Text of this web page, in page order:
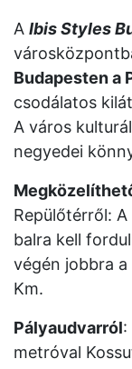
A Ibis Styles
Budapesten a
csodálatos
A város
negyedei
Repülőtérről:
balra kell
végén jobbra a
Km.
Pályaudvarról:
metróval